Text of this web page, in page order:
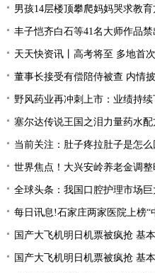
男孩14层楼顶攀爬妈妈哭求教
丰子恺齐白石等41名大师作品
天天快资讯丨高考将至 多地首
董事长接受有偿陪侍被查 内情
野风药业再冲刺上市：业绩持续下滑
塞尔达传说王国之泪力量药水配
当前关注：肚子疼拉肚子是怎
世界焦点！大兴安岭养老金调整时间
全球头条：我国口腔护理市场巨大
每日讯息!石家庄两家医院上榜“
国产大飞机明日机票被疯抢 基
国产大飞机明日机票被疯抢 基